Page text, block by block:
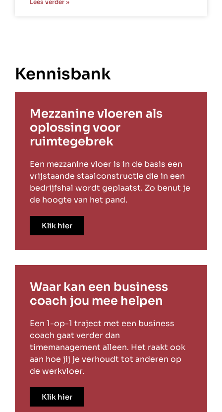
Lees verder »
Kennisbank
Mezzanine vloeren als
oplossing voor
ruimtegebrek
Een mezzanine vloer is in de basis een
vrijstaande staalconstructie die in een
bedrijfshal wordt geplaatst. Zo benut je
de hoogte van het pand.
Klik hier
Waar kan een business
coach jou mee helpen
Een 1-op-1 traject met een business
coach gaat verder dan
timemanagement alleen. Het raakt ook
aan hoe jij je verhoudt tot anderen op
de werkvloer.
Klik hier